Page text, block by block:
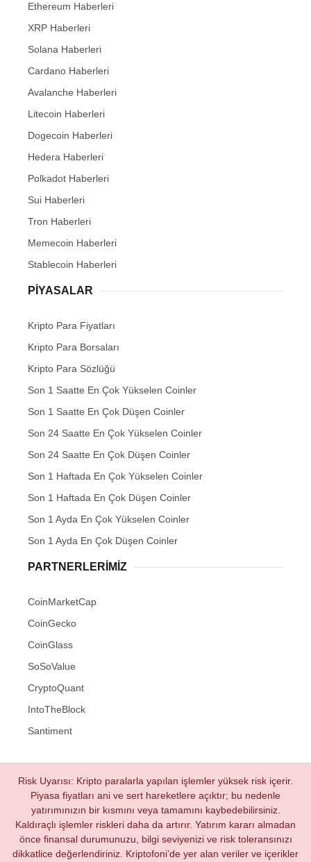
Ethereum Haberleri
XRP Haberleri
Solana Haberleri
Cardano Haberleri
Avalanche Haberleri
Litecoin Haberleri
Dogecoin Haberleri
Hedera Haberleri
Polkadot Haberleri
Sui Haberleri
Tron Haberleri
Memecoin Haberleri
Stablecoin Haberleri
PIYASALAR
Kripto Para Fiyatları
Kripto Para Borsaları
Kripto Para Sözlüğü
Son 1 Saatte En Çok Yükselen Coinler
Son 1 Saatte En Çok Düşen Coinler
Son 24 Saatte En Çok Yükselen Coinler
Son 24 Saatte En Çok Düşen Coinler
Son 1 Haftada En Çok Yükselen Coinler
Son 1 Haftada En Çok Düşen Coinler
Son 1 Ayda En Çok Yükselen Coinler
Son 1 Ayda En Çok Düşen Coinler
PARTNERLERIMIZ
CoinMarketCap
CoinGecko
CoinGlass
SoSoValue
CryptoQuant
IntoTheBlock
Santiment
Risk Uyarısı: Kripto paralarla yapılan işlemler yüksek risk içerir.
Piyasa fiyatları ani ve sert hareketlere açıktır; bu nedenle
yatırımınızın bir kısmını veya tamamını kaybedebilirsiniz.
Kaldıraçlı işlemler riskleri daha da artırır. Yatırım kararı almadan
önce finansal durumunuzu, bilgi seviyenizi ve risk toleransınızı
dikkatlice değerlendiriniz. Kriptofoni’de yer alan veriler ve içerikler